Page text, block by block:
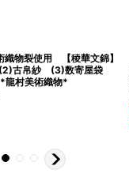
織物裂使用 【稜華文錦】
帛紗 (3)数寄屋袋
美術織物*